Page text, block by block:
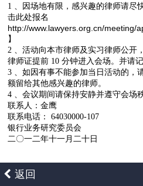
1 、因场地有限，感兴趣的律师请尽
击此处报名
http://www.lawyers.org.cn/meeting/
】
2
、活动向本市律师及实习律师公
律师证提前 10 分钟进入会场。并请
3
、如因有事不能参加当日活动的
额留给其他感兴趣的律师。
4
、会议期间请保持安静并遵守会场
联系人：金鹰
联系电话：64030000-107
银行业务研究委员会
二〇一二年十一月二十日
返回